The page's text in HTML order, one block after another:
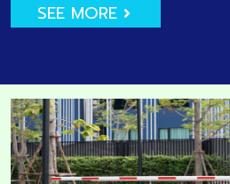
SEE MORE